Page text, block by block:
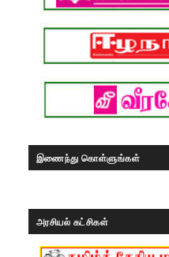
இணைந்து கொள்ளுங்கள்
அரசியல் கட்சிகள்